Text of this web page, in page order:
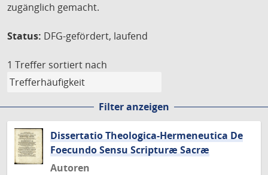
zugänglich gemacht.
Status: DFG-gefördert, laufend
1 Treffer sortiert nach
Filter anzeigen
Dissertatio Theologica-Hermeneutica De
Foecundo Sensu Scripturæ Sacræ
Autoren